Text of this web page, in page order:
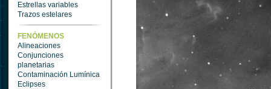
Estrellas variables
Trazos estelares
FENÓMENOS
Alineaciones
Conjunciones
planetarias
Contaminación Lumínica
Eclipses